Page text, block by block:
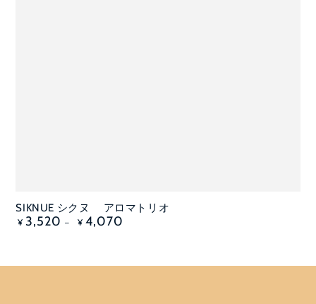
SIKNUE シクヌ アロマトリオ
定
価
¥ 3,520 ¥ 4,070